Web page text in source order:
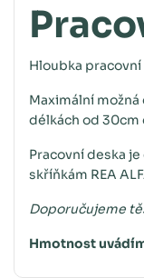
Hloubka pracovní
Maximální možná
délkách od 30cm
Pracovní deska
skříňkám REA
Doporučujeme
Hmotnost